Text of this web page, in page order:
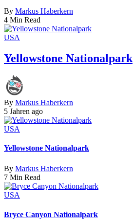
By Markus Haberkern
4 Min Read
USA
Yellowstone Nationalpark
By Markus Haberkern
5 Jahren ago
USA
Yellowstone Nationalpark
By Markus Haberkern
7 Min Read
USA
Bryce Canyon Nationalpark